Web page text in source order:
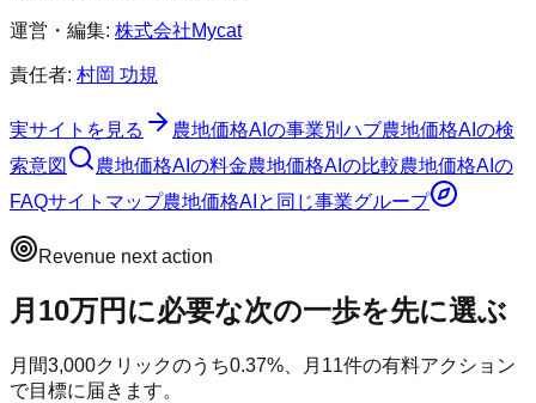
運営・編集: 株式会社Mycat
責任者: 村岡 功規
実サイトを見る 農地価格AI の事業別ハブ農地価格AI の検
索意図
農地価格AI の料金農地価格AI の比較農地価格AI の
FAQサイトマップ農地価格AI と同じ事業グループ
Revenue next action
月10万円に必要な次の一歩を先に選ぶ
月間3,000クリックのうち0.37%、月 11件の有料アクション
で目標に届きます。